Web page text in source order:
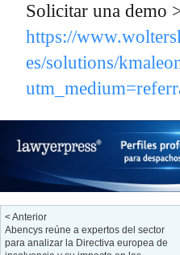
Solicitar una demo
https://
es/solutions/
< Anterior
Abencys reúne a expertos del sector
para analizar la Directiva europea de